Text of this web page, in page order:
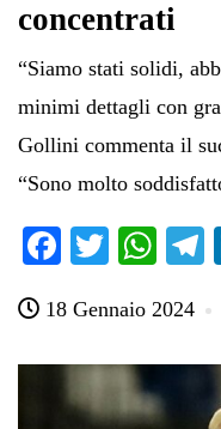
concentrati
“Siamo stati solidi,
minimi dettagli con
Gollini commenta il
“Sono molto
Fa
bo
ok
T
tte
r
W
ts
A
pp
a
18 Gennaio 2024